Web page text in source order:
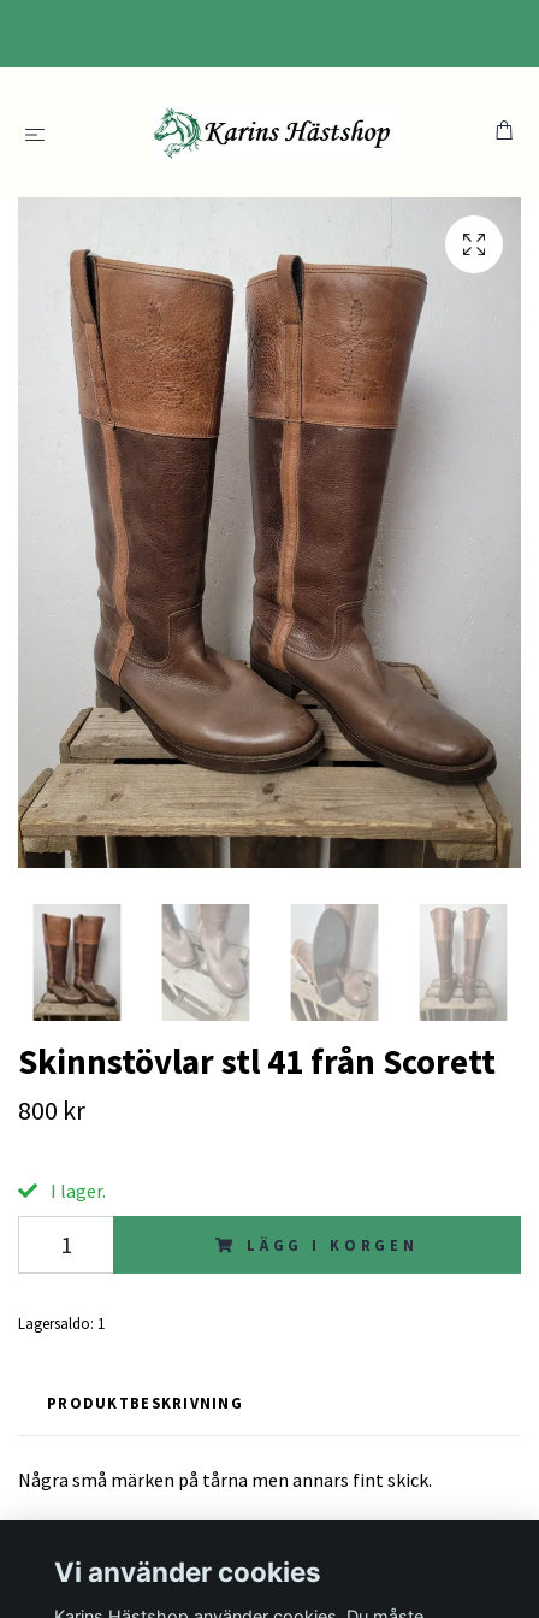
Skinnstövlar stl 41 från Scorett
800 kr
I lager.
LÄGG I KORGEN
Lagersaldo: 1
PRODUKTBESKRIVNING
Några små märken på tårna men annars fint skick.
Vi använder cookies